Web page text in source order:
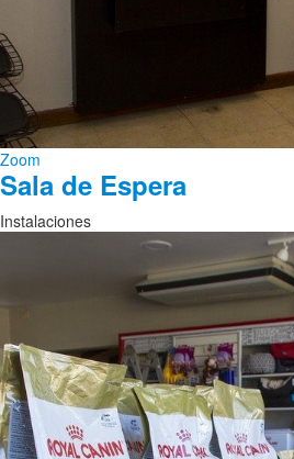
Zoom
Sala de Espera
Instalaciones